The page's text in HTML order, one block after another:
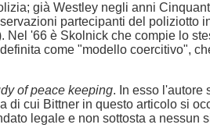
già Westley negli anni
partecipanti del poliziotto
'66 è Skolnick che compie lo
come "modello coercitivo",
of peace keeping. In esso l'autore
di cui Bittner in questo articolo si
legale e non sottosta a nessun